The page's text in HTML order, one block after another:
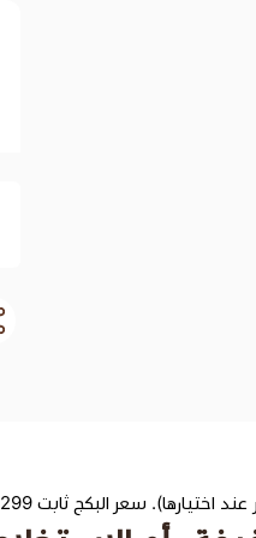
سعر البكج ثابت 299 ريال.